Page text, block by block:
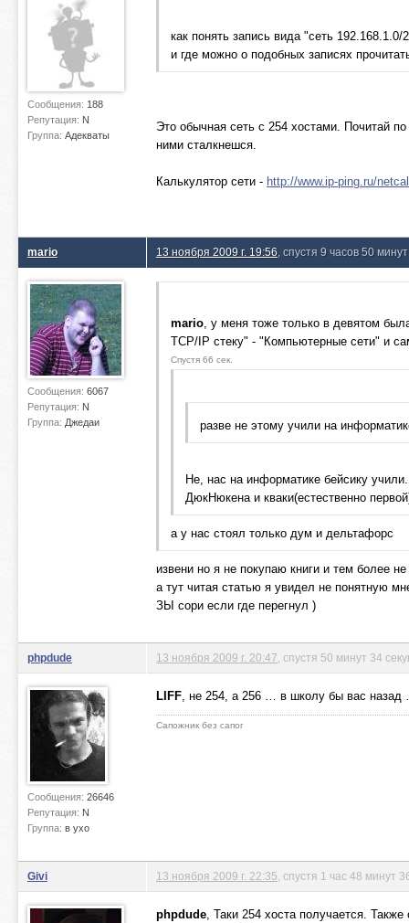
Сообщения: 188
Репутация: N
Группа: Адекваты
как понять запись вида "сеть 192.168.1.0/
и где можно о подобных записях
Это обычная сеть с 254 хостами. Почитай
ними сталкнешся.
Калькулятор сети - http://www.ip-ping.ru/
mario
Сообщения: 6067
Репутация: N
Группа: Джедаи
13 ноября 2009 г. 19:56 , спустя 9 часов 50
mario, у меня тоже только в девятом
TCP/IP стеку" - "Компьютерные сети" и
Спустя 66 сек.
разве не этому учили на
Не, нас на информатике бейсику
ДюкНюкена и кваки(естественно
а у нас стоял только дум и дельтафорс
извени но я не покупаю книги и тем более
а тут читая статью я увидел не понятную
ЗЫ сори если где перегнул )
phpdude
Сообщения: 26646
Репутация: N
Группа: в ухо
13 ноября 2009 г. 20:47 , спустя 50 минут 34
LIFF, не 254, а 256 … в школу бы вас назад
Сапожник без сапог
Givi 13 ноября 2009 г. 22:35 , спустя 1 час 48 минут
phpdude, Таки 254 хоста получается.